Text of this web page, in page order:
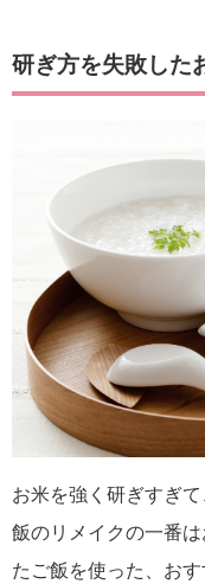
研ぎ方を失敗した
お米を強く研ぎすぎ
飯のリメイクの一番
たご飯を使った、お